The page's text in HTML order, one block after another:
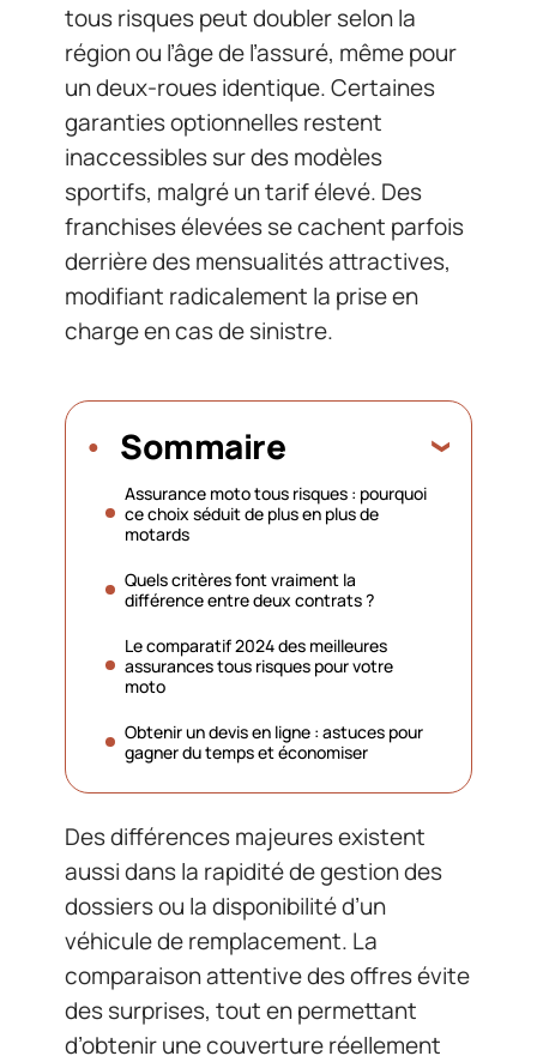
tous risques peut doubler selon la
région ou l’âge de l’assuré, même pour
un deux-roues identique. Certaines
garanties optionnelles restent
inaccessibles sur des modèles
sportifs, malgré un tarif élevé. Des
franchises élevées se cachent parfois
derrière des mensualités attractives,
modifiant radicalement la prise en
charge en cas de sinistre.
Sommaire
Assurance moto tous risques : pourquoi
ce choix séduit de plus en plus de
motards
Quels critères font vraiment la
différence entre deux contrats ?
Le comparatif 2024 des meilleures
assurances tous risques pour votre
moto
Obtenir un devis en ligne : astuces pour
gagner du temps et économiser
Des différences majeures existent
aussi dans la rapidité de gestion des
dossiers ou la disponibilité d’un
véhicule de remplacement. La
comparaison attentive des offres évite
des surprises, tout en permettant
d’obtenir une couverture réellement